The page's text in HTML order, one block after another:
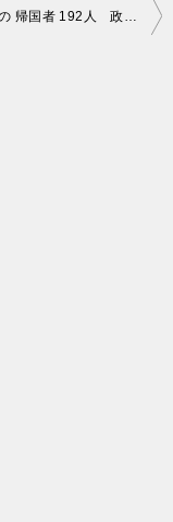
武漢 からの 帰国者 192人 政府が用意したホテルが140室しかなく、2人1組の相部屋になることに怒号